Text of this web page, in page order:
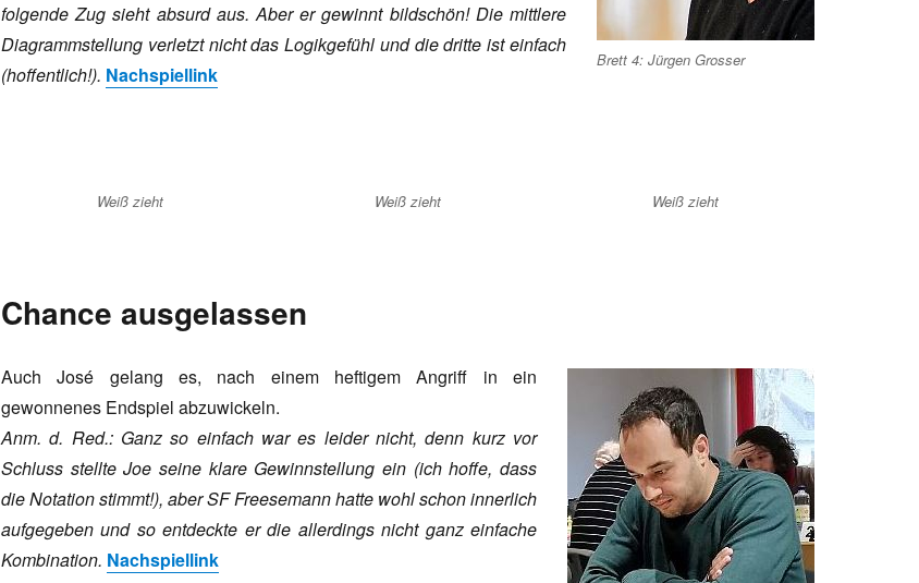
Brett 4: Jürgen Grosser
folgende Zug sieht absurd aus. Aber er gewinnt bildschön! Die mittlere
Diagrammstellung verletzt nicht das Logikgefühl und die dritte ist einfach
(hoffentlich!). Nachspiellink
Weiß zieht Weiß zieht Weiß zieht
Chance ausgelassen
Auch José gelang es, nach einem heftigem Angriff in ein
gewonnenes Endspiel abzuwickeln.
Anm. d. Red.: Ganz so einfach war es leider nicht, denn kurz vor
Schluss stellte Joe seine klare Gewinnstellung ein (ich hoffe, dass
die Notation stimmt!), aber SF Freesemann hatte wohl schon innerlich
aufgegeben und so entdeckte er die allerdings nicht ganz einfache
Kombination. Nachspiellink